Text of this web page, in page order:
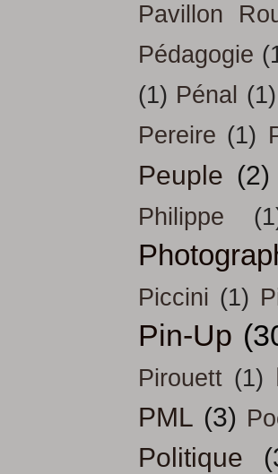
Pavillon
Pédagogie
(1) Pénal (1)
Pereire (1)
Peuple (2)
Philippe
Piccini (1)
Pin-Up
Pirouett (1)
PML (3)
Politique